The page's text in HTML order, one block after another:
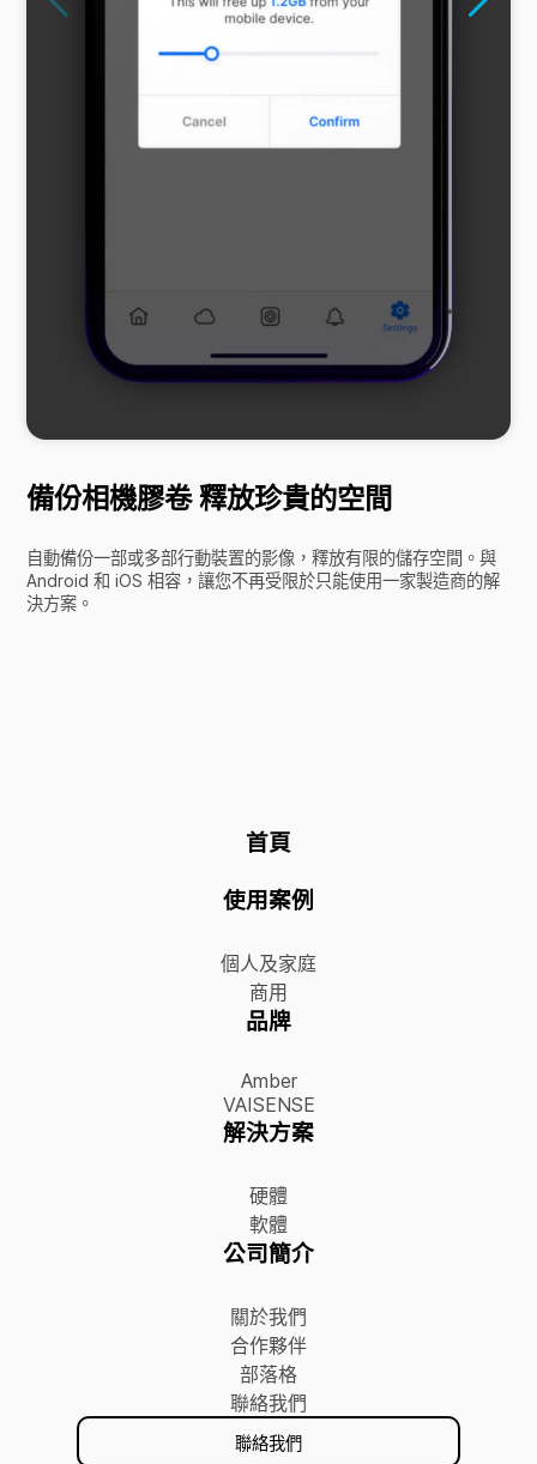
備份相機膠卷 釋放珍貴的空間
自動備份一部或多部行動裝置的影像，釋放有限的儲存空間。與
Android 和 iOS 相容，讓您不再受限於只能使用一家製造商的解
決方案。
首頁
使用案例
個人及家庭
商用
品牌
Amber
VAISENSE
解決方案
硬體
軟體
公司簡介
關於我們
合作夥伴
部落格
聯絡我們
聯絡我們